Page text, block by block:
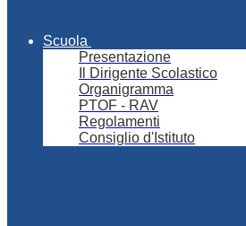
Scuola
Presentazione
Il Dirigente Scolastico
Organigramma
PTOF - RAV
Regolamenti
Consiglio d'Istituto